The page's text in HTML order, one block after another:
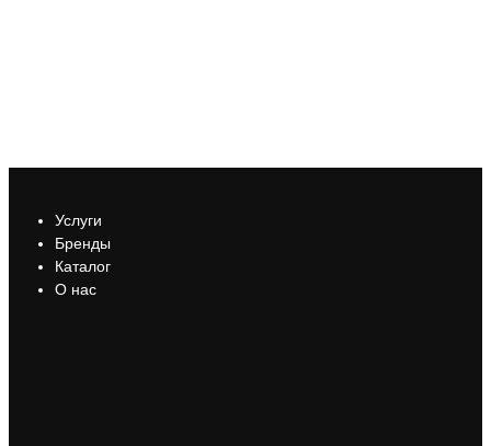
Услуги
Бренды
Каталог
О нас